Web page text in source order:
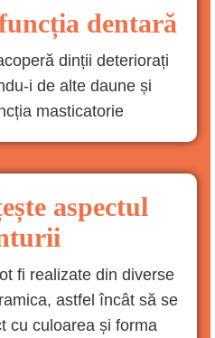
dentară
dinții deteriorați
i de alte daune și
masticatorie
aspectul
fi realizate din diverse
astfel încât să se
cu culoarea și forma